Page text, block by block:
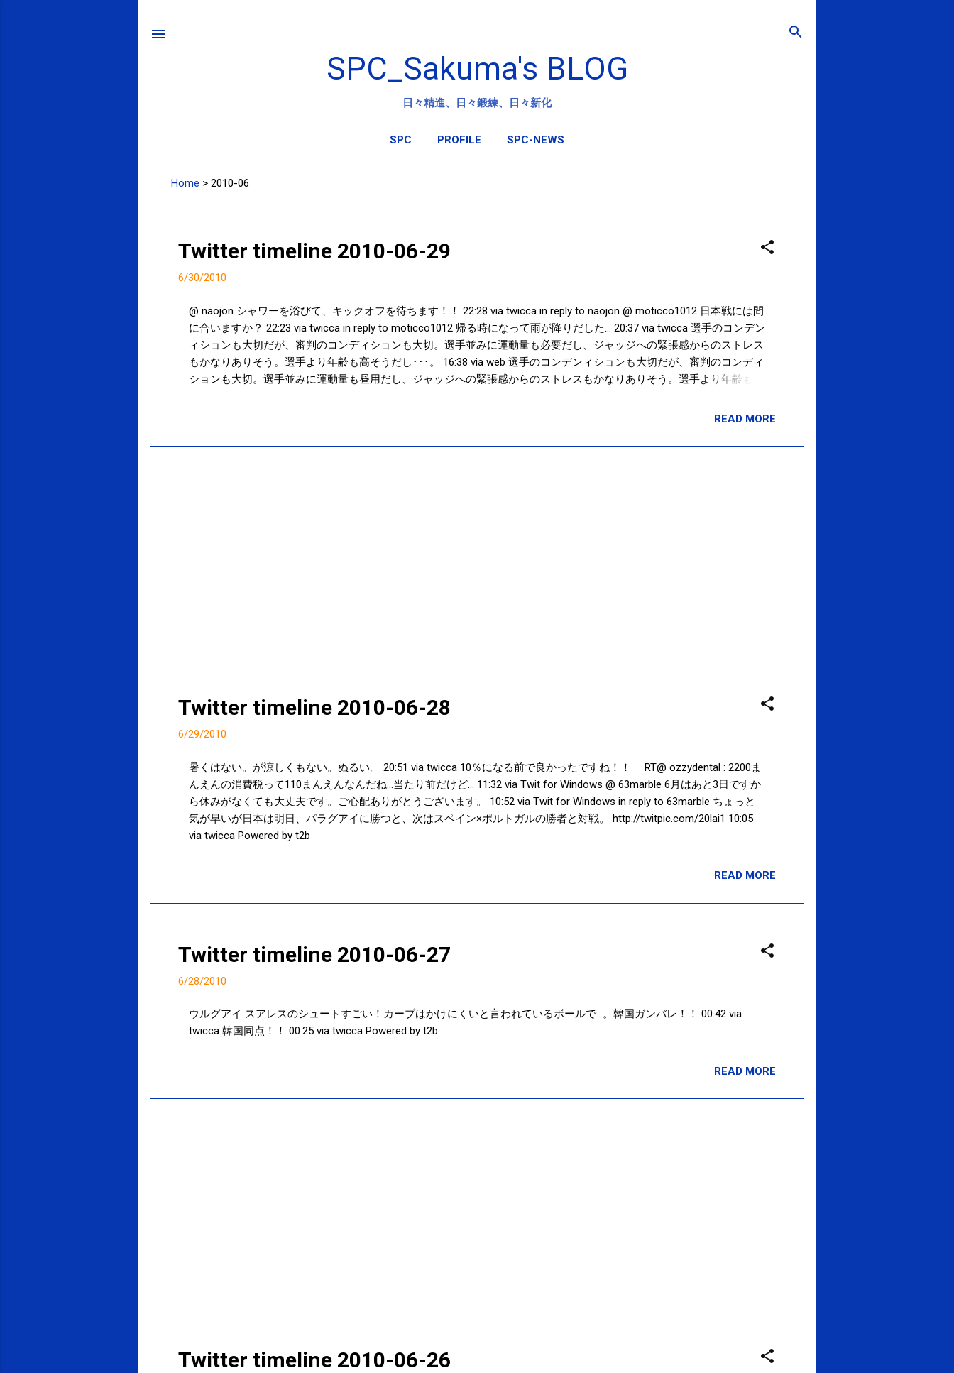
SPC_Sakuma's BLOG
日々精進、日々鍛練、日々新化
SPC PROFILE SPC-NEWS
Home > 2010-06
Twitter timeline 2010-06-29
6/30/2010
@ naojon シャワーを浴びて、キックオフを待ちます！！ 22:28 via twicca in reply to naojon @ moticco1012 日本戦には間
に合いますか？ 22:23 via twicca in reply to moticco1012 帰る時になって雨が降りだした… 20:37 via twicca 選手のコンデン
ィションも大切だが、審判のコンディションも大切。選手並みに運動量も必要だし、ジャッジへの緊張感からのストレス
もかなりありそう。選手より年齢も高そうだし･･･。 16:38 via web 選手のコンデンィションも大切だが、審判のコンディ
ションも大切。選手並みに運動量も昼用だし、ジャッジへの緊張感からのストレスもかなりありそう。選手より年齢も高
利なジャッジがないことを祈る。 16:35 via web パラグアイに勝つとスポンサーからボーナスで2億円。ベスト16入りした
http://bit.ly/aBTPFY #daihyo #2010wc 16:31 via web これは凄い！！早期発見早期治療につながれば。 RT@asahi: 唾液を調
READ MORE
Twitter timeline 2010-06-28
6/29/2010
暑くはない。が涼しくもない。ぬるい。 20:51 via twicca 10％になる前で良かったですね！！ RT@ ozzydental : 2200ま
んえんの消費税って110まんえんなんだね…当たり前だけど… 11:32 via Twit for Windows @ 63marble 6月はあと3日ですか
ら休みがなくても大丈夫です。ご心配ありがとうございます。 10:52 via Twit for Windows in reply to 63marble ちょっと
気が早いが日本は明日、パラグアイに勝つと、次はスペイン×ポルトガルの勝者と対戦。 http://twitpic.com/20lai1 10:05
via twicca Powered by t2b
READ MORE
Twitter timeline 2010-06-27
6/28/2010
ウルグアイ スアレスのシュートすごい！カーブはかけにくいと言われているボールで…。韓国ガンバレ！！ 00:42 via
twicca 韓国同点！！ 00:25 via twicca Powered by t2b
READ MORE
Twitter timeline 2010-06-26